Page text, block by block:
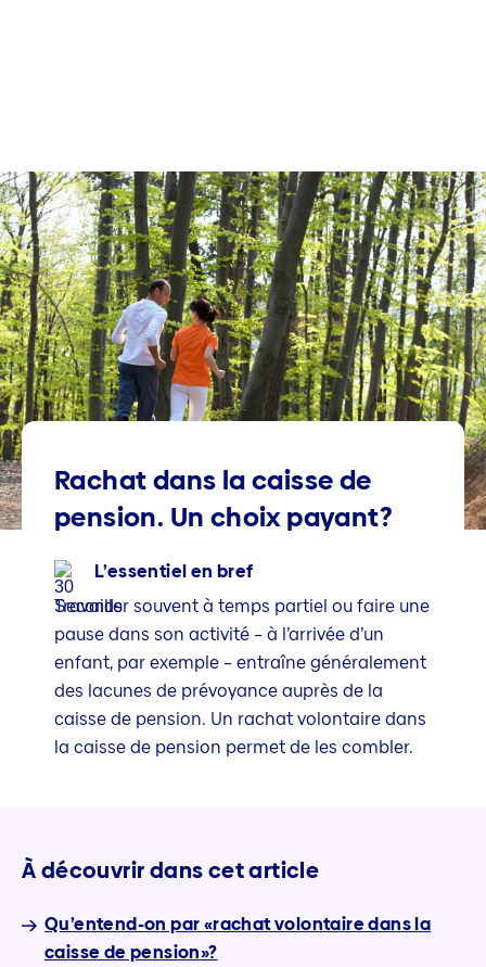
Rachat dans la caisse de
pension. Un choix payant?
L’essentiel en bref
Travailler souvent à temps partiel ou faire une
pause dans son activité – à l’arrivée d’un
enfant, par exemple – entraîne généralement
des lacunes de prévoyance auprès de la
caisse de pension. Un rachat volontaire dans
la caisse de pension permet de les combler.
À découvrir dans cet article
Qu’entend-on par «rachat volontaire dans la
caisse de pension»?